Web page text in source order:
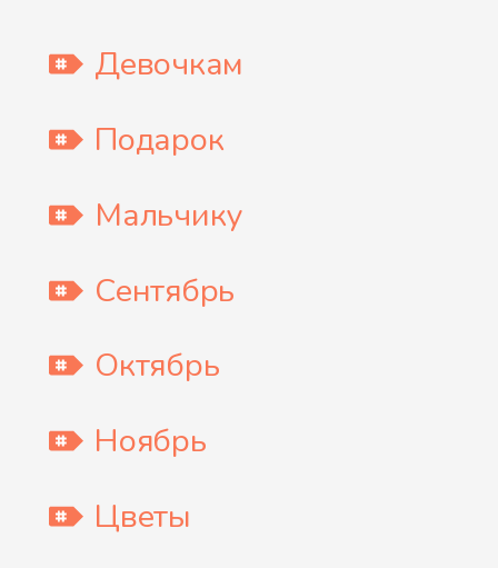
Девочкам
Подарок
Мальчику
Сентябрь
Октябрь
Ноябрь
Цветы